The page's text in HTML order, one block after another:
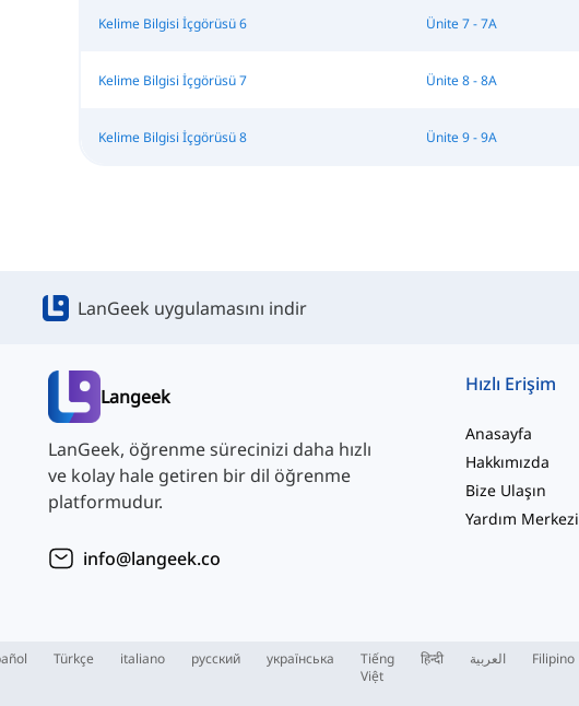
Kelime Bilgisi İçgörüsü 6 Ünite 7 - 7A
Kelime Bilgisi İçgörüsü 7 Ünite 8 - 8A
Kelime Bilgisi İçgörüsü 8 Ünite 9 - 9A
LanGeek uygulamasını indir
Langeek
LanGeek, öğrenme sürecinizi daha hızlı
ve kolay hale getiren bir dil öğrenme
platformudur.
info@langeek.co
Hızlı Erişim
Anasayfa
Hakkımızda
Bize Ulaşın
Yardım Merkezi
Türkçe italiano русский українська
Tiếng
Việt
हिन्दी العربية Filipino